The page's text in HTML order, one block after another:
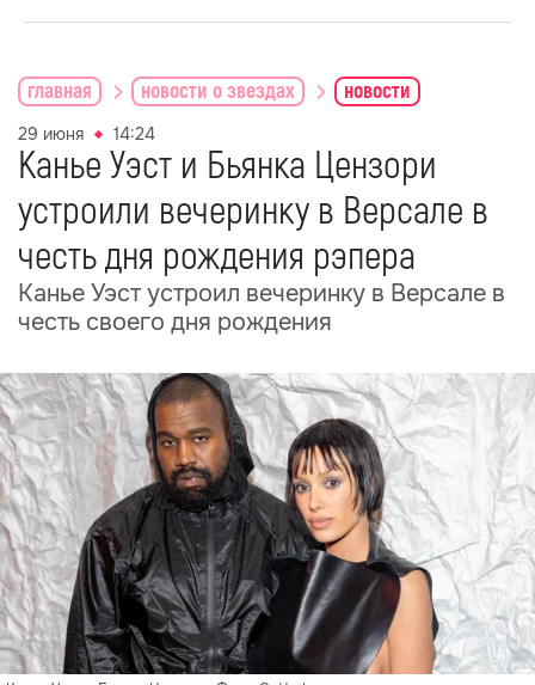
главная новости о звездах новости
29 июня 14:24
Канье Уэст и Бьянка Цензори
устроили вечеринку в Версале в
честь дня рождения рэпера
Канье Уэст устроил вечеринку в Версале в
честь своего дня рождения